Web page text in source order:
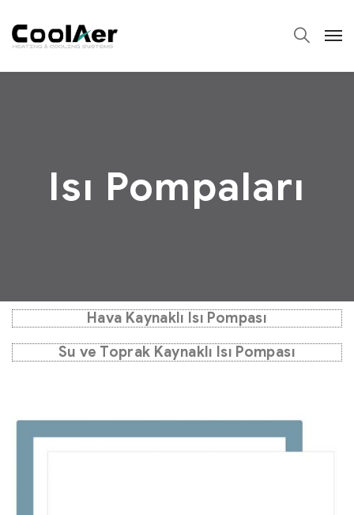
Isı Pompaları
Hava Kaynaklı Isı Pompası
Su ve Toprak Kaynaklı Isı Pompası